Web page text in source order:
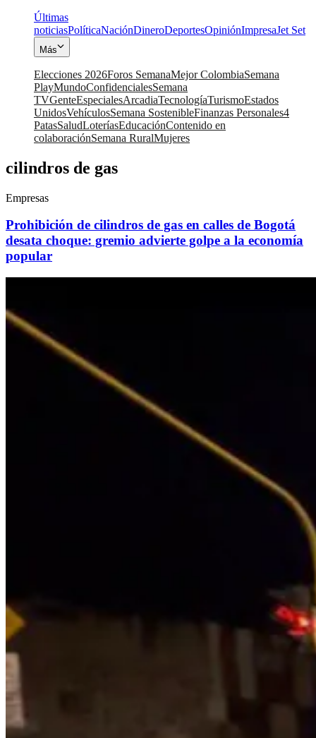
Últimas
noticiasPolíticaNaciónDineroDeportesOpiniónImpresaJet Set
Más
Elecciones 2026Foros SemanaMejor ColombiaSemana
PlayMundoConfidencialesSemana
TVGenteEspecialesArcadiaTecnologíaTurismoEstados
UnidosVehículosSemana SostenibleFinanzas Personales4
PatasSaludLoteríasEducaciónContenido en
colaboraciónSemana RuralMujeres
cilindros de gas
Empresas
Prohibición de cilindros de gas en calles de Bogotá
desata choque: gremio advierte golpe a la economía
popular